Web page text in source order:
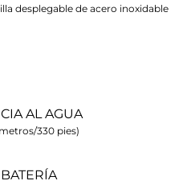
desplegable de acero inoxidable
AL AGUA
330 pies)